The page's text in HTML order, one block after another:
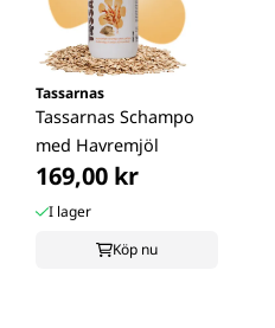
Tassarnas
Tassarnas Schampo
med Havremjöl
169,00 kr
I lager
Köp nu